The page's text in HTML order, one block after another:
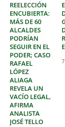
REELECCIÓN
ENCUBIERTA:
MÁS DE 60
ALCALDES
PODRÍAN
SEGUIR EN EL
PODER; CASO
RAFAEL
LÓPEZ
ALIAGA
REVELA UN
VACÍO LEGAL,
AFIRMA
ANALISTA
JOSÉ TELLO